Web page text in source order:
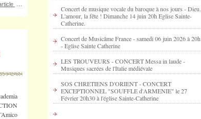
…
Concert de musique vocale du baroque à nos jours - Dieu.
L'amour, la fête ! Dimanche 14 juin 20h Eglise Sainte-
Catherine.
Concert de Musicâme France - samedi 06 juin 2026 à 20h
- Eglise Sainte Catherine
LES TROUVEURS - CONCERT Messa in laude -
Musiques sacrées de l'Italie médiévale
SOS CHRETIENS D'ORIENT - CONCERT
EXCEPTIONNEL "SOUFFLE d'ARMENIE" le 27
Février 20h30 à l'église Sainte-Catherine